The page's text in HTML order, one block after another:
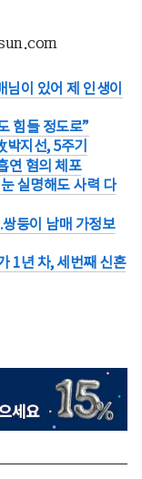
이 있어 제 인생이
힘들 정도로”
박지선, 5주기
연 혐의 체포
실명해도 사력 다
둥이 남매 가정보
1년 차, 세번째 신혼